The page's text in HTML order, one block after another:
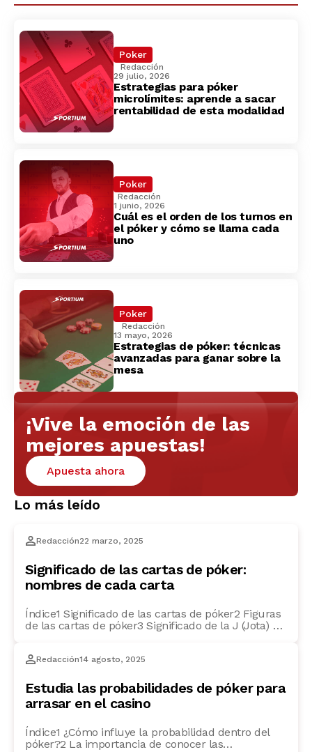
¡Vive la emoción de las
mejores apuestas!
Apuesta ahora
Lo más leído
Redacción22 marzo, 2025
Significado de las cartas de póker:
nombres de cada carta
Índice1 Significado de las cartas de póker2 Figuras
de las cartas de póker3 Significado de la J (Jota) en
póker?7 ¿Qué figura vale más en el póker? Si
Redacción14 agosto, 2025
Estudia las probabilidades de póker para
arrasar en el casino
Índice1 ¿Cómo influye la probabilidad dentro del
póker?2 La importancia de conocer las
Poker
Redacción
29 julio, 2026
Estrategias para póker
microlímites: aprende a sacar
rentabilidad de esta modalidad
Poker
Redacción
1 junio, 2026
Cuál es el orden de los turnos en
el póker y cómo se llama cada
uno
Poker
Redacción
13 mayo, 2026
Estrategias de póker: técnicas
avanzadas para ganar sobre la
mesa